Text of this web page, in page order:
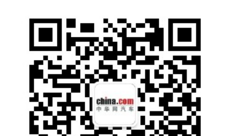
新增全新的内饰颜色—红米配色。